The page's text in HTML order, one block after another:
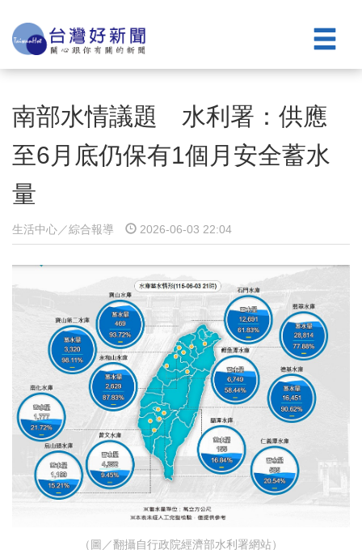
南部水情議題 水利署：供應
至6月底仍保有1個月安全蓄水
量
生活中心／綜合報導 2026-06-03 22:04
（圖／翻攝自行政院經濟部水利署網站）